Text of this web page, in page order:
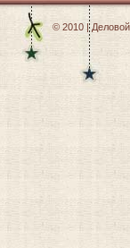
© 2010 |